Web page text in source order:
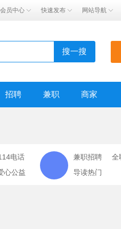
会员中心 快速发布 网站导航
搜一搜
招聘 兼职 商家
电话
心公益
兼职招聘 全
导读热门